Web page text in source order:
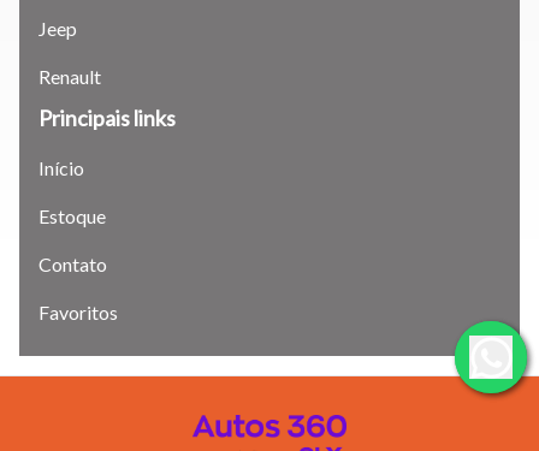
Jeep
Renault
Principais links
Início
Estoque
Contato
Favoritos